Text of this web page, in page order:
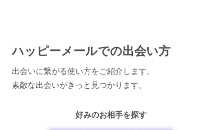
ハッピーメールでの出会い方
出会いに繋がる使い方をご紹介します。
素敵な出会いがきっと見つかります。
好みのお相手を探す